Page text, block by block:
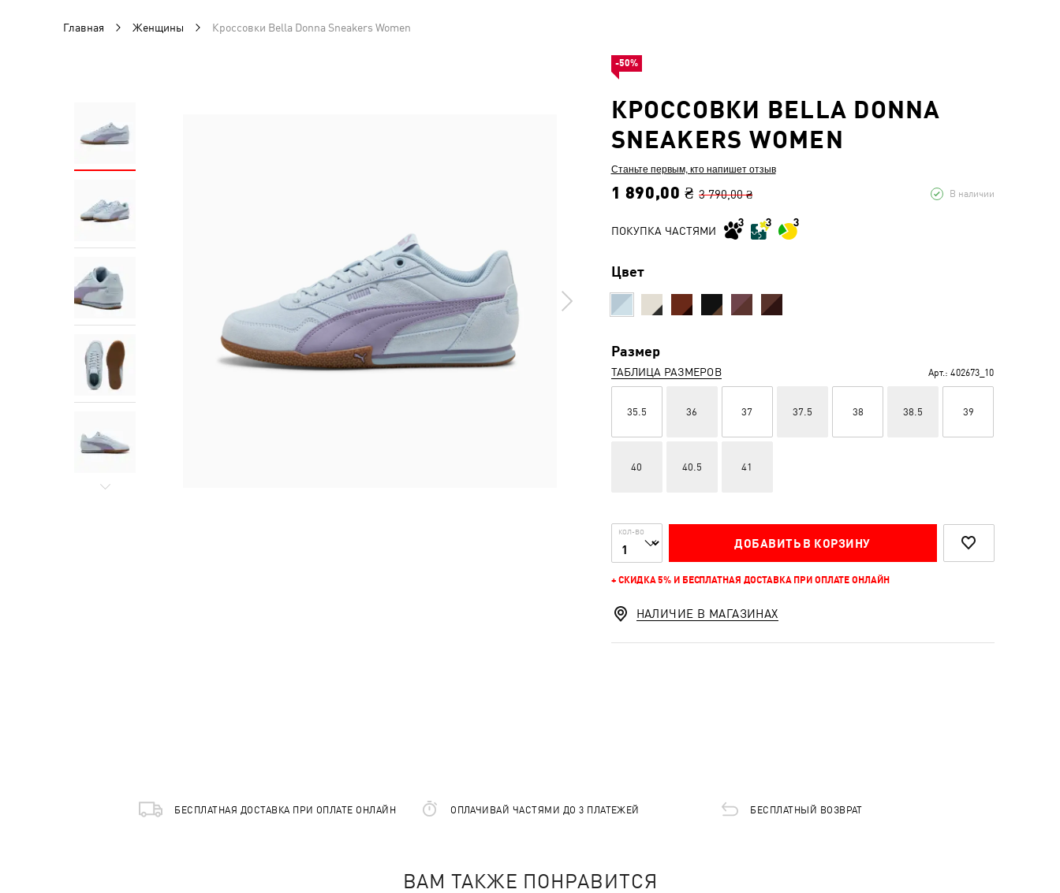
Главная Женщины Кроссовки Bella Donna Sneakers Women
КРОССОВКИ BELLA DONNA
SNEAKERS WOMEN
Станьте первым, кто напишет отзыв
1 890,00 ₴ 3 790,00 ₴ В наличии
ПОКУПКА ЧАСТЯМИ
Цвет
Размер
ТАБЛИЦА РАЗМЕРОВ Арт.: 402673_10
35.5 36 37 37.5 38 38.5 39
40 40.5 41
КОЛ-ВО
ДОБАВИТЬ В КОРЗИНУ
+ СКИДКА 5% И БЕСПЛАТНАЯ ДОСТАВКА ПРИ ОПЛАТЕ ОНЛАЙН
-50%
НАЛИЧИЕ В МАГАЗИНАХ
БЕСПЛАТНАЯ ДОСТАВКА ПРИ ОПЛАТЕ ОНЛАЙН ОПЛАЧИВАЙ ЧАСТЯМИ ДО 3 ПЛАТЕЖЕЙ БЕСПЛАТНЫЙ ВОЗВРАТ
ВАМ ТАКЖЕ ПОНРАВИТСЯ